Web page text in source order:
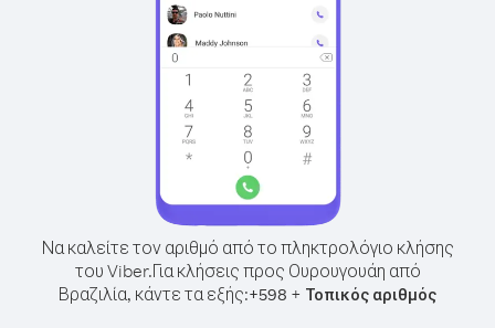
Να καλείτε τον αριθμό από το πληκτρολόγιο κλήσης
του Viber.Για κλήσεις προς Ουρουγουάη από
Βραζιλία, κάντε τα εξής:+598 + Τοπικός αριθμός